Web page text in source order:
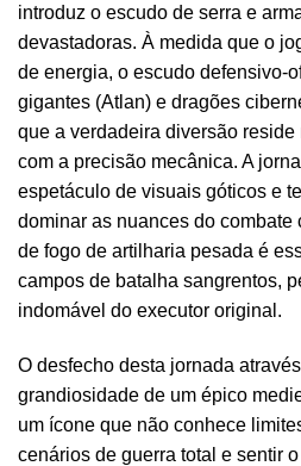
introduz o escudo de serra e
devastadoras. À medida que o
de energia, o escudo defensivo-
gigantes (Atlan) e dragões
que a verdadeira diversão
com a precisão mecânica. A
espetáculo de visuais góticos e
dominar as nuances do combate
de fogo de artilharia pesada é
campos de batalha sangrentos,
indomável do executor original.
O desfecho desta jornada
grandiosidade de um épico
um ícone que não conhece
cenários de guerra total e sentir